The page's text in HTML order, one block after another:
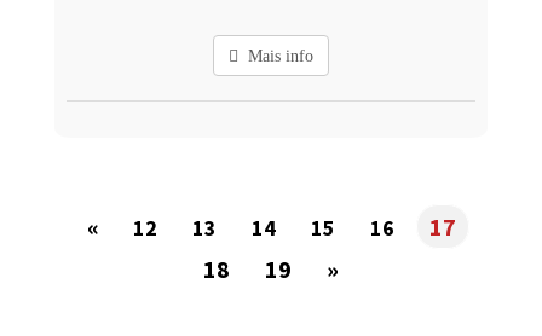
Mais info
« 12 13 14 15 16
17
18
19 »